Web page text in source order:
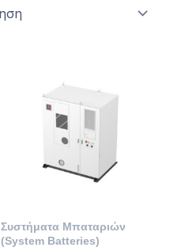
Συστήματα Μπαταριών
(System Batteries)